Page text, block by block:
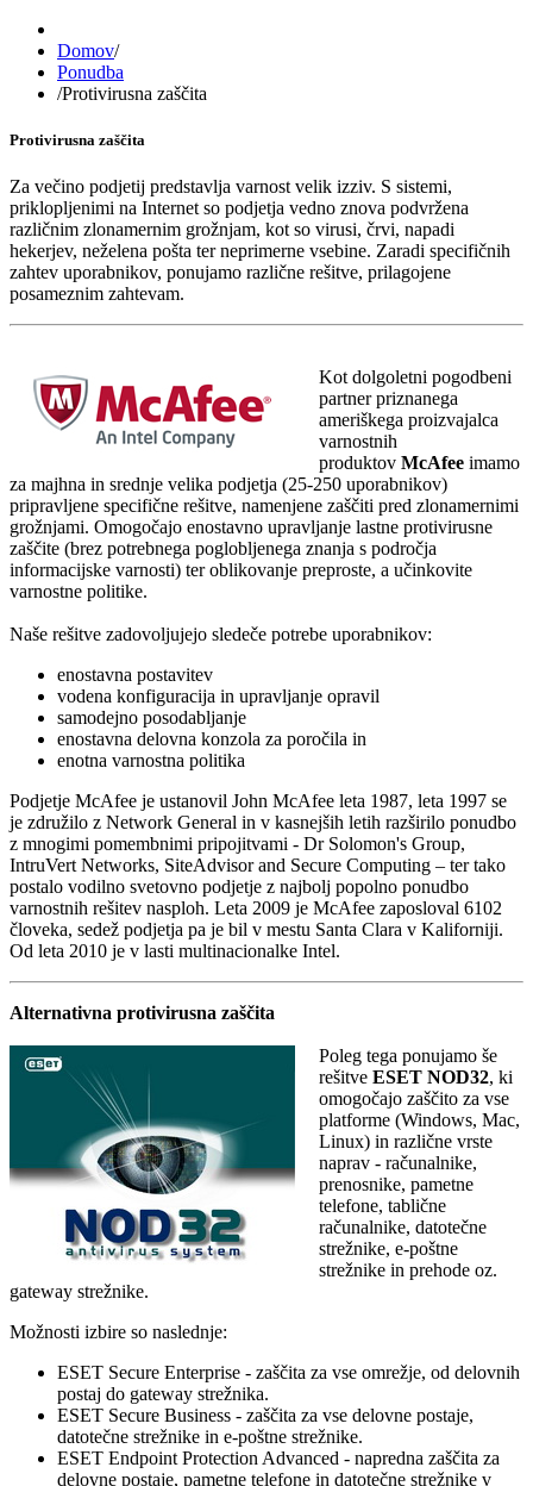
Domov/
Ponudba
/Protivirusna zaščita
Protivirusna zaščita
Za večino podjetij predstavlja varnost velik izziv. S sistemi,
priklopljenimi na Internet so podjetja vedno znova podvržena
različnim zlonamernim grožnjam, kot so virusi, črvi, napadi
hekerjev, neželena pošta ter neprimerne vsebine. Zaradi specifičnih
zahtev uporabnikov, ponujamo različne rešitve, prilagojene
posameznim zahtevam.
Kot dolgoletni pogodbeni
partner priznanega
ameriškega proizvajalca
varnostnih
produktov McAfee imamo
za majhna in srednje velika podjetja (25-250 uporabnikov)
pripravljene specifične rešitve, namenjene zaščiti pred zlonamernimi
grožnjami. Omogočajo enostavno upravljanje lastne protivirusne
zaščite (brez potrebnega poglobljenega znanja s področja
informacijske varnosti) ter oblikovanje preproste, a učinkovite
varnostne politike.
Naše rešitve zadovoljujejo sledeče potrebe uporabnikov:
enostavna postavitev
vodena konfiguracija in upravljanje opravil
samodejno posodabljanje
enostavna delovna konzola za poročila in
enotna varnostna politika
Podjetje McAfee je ustanovil John McAfee leta 1987, leta 1997 se
je združilo z Network General in v kasnejših letih razširilo ponudbo
z mnogimi pomembnimi pripojitvami - Dr Solomon's Group,
IntruVert Networks, SiteAdvisor and Secure Computing – ter tako
postalo vodilno svetovno podjetje z najbolj popolno ponudbo
varnostnih rešitev nasploh. Leta 2009 je McAfee zaposloval 6102
človeka, sedež podjetja pa je bil v mestu Santa Clara v Kaliforniji.
Od leta 2010 je v lasti multinacionalke Intel.
Alternativna protivirusna zaščita
Poleg tega ponujamo še
rešitve ESET NOD32, ki
omogočajo zaščito za vse
platforme (Windows, Mac,
Linux) in različne vrste
naprav - računalnike,
prenosnike, pametne
telefone, tablične
računalnike, datotečne
strežnike, e-poštne
strežnike in prehode oz.
gateway strežnike.
Možnosti izbire so naslednje:
ESET Secure Enterprise - zaščita za vse omrežje, od delovnih
postaj do gateway strežnika.
ESET Secure Business - zaščita za vse delovne postaje,
datotečne strežnike in e-poštne strežnike.
ESET Endpoint Protection Advanced - napredna zaščita za
delovne postaje, pametne telefone in datotečne strežnike v